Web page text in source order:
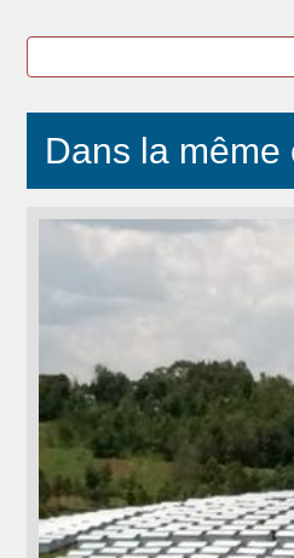
Dans la même